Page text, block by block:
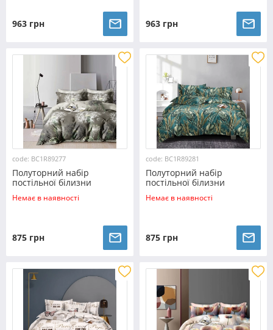
963 грн 963 грн
code: BC1R89277
Полуторний набір
постільної білизни
150*220 із Ранфорсу
№89277 Черешенка™
Немає в наявності
875 грн
code: BC1R89281
Полуторний набір
постільної білизни
150*220 із Ранфорсу
№89281 Черешенка™
Немає в наявності
875 грн